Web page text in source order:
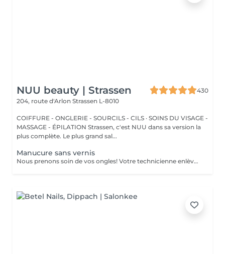
NUU beauty | Strassen
430
204, route d'Arlon Strassen L-8010
COIFFURE - ONGLERIE - SOURCILS - CILS · SOINS DU VISAGE -
MASSAGE - ÉPILATION Strassen, c'est NUU dans sa version la
plus complète. Le plus grand sal...
Manucure sans vernis
Nous prenons soin de vos ongles! Votre technicienne enlèvera délicatement les cellules mortes, façonnera et limera vos ongles, et polira la surface extérieure pour un fini lisse et naturel. Nos experts proposent des manucures à bords, hardware ou combinées, selon vos préférences. Comment se fait une manucure sans vernis? - la peau rugueuse est délicatement enlevée - la forme de la plaque de l'ongle est corrigée avec douceur - les cuticules et bords latéraux sont soigneusement traités - de l'huile nourrissante pour les cuticules et de la crème pour les mains sont appliquées pour nourrir et hydrater Limitations d'âge: recommandé à partir de 14 ans. Recommandations post-procédure: aucun soin particulier n'est nécessaire après cette procédure. Fréquence: une fois toutes les 3 semaines.